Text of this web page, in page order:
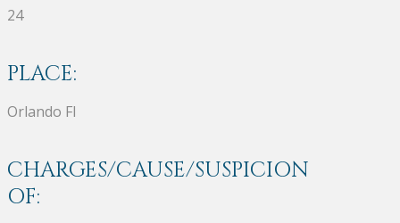
24
PLACE:
Orlando Fl
CHARGES/CAUSE/SUSPICION
OF: